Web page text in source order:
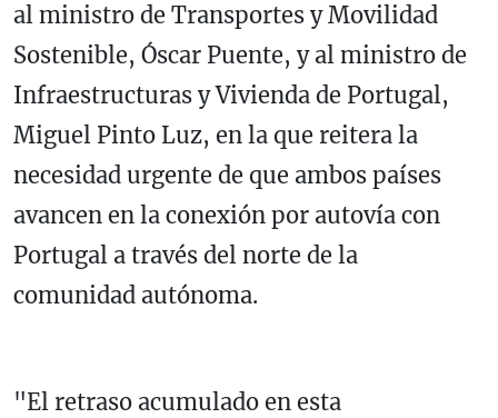
al ministro de Transportes y Movilidad
Sostenible, Óscar Puente, y al ministro de
Infraestructuras y Vivienda de Portugal,
Miguel Pinto Luz, en la que reitera la
necesidad urgente de que ambos países
avancen en la conexión por autovía con
Portugal a través del norte de la
comunidad autónoma.
"El retraso acumulado en esta